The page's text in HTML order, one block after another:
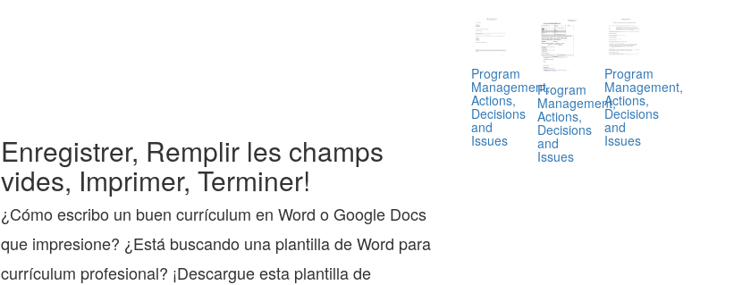
Enregistrer, Remplir les champs
vides, Imprimer, Terminer!
¿Cómo escribo un buen currículum en Word o Google Docs
que impresione? ¿Está buscando una plantilla de Word para
currículum profesional? ¡Descargue esta plantilla de
Program
Management,
Actions,
Decisions
and
Issues
Program
Management,
Actions,
Decisions
and
Issues
Program
Management,
Actions,
Decisions
and
Issues